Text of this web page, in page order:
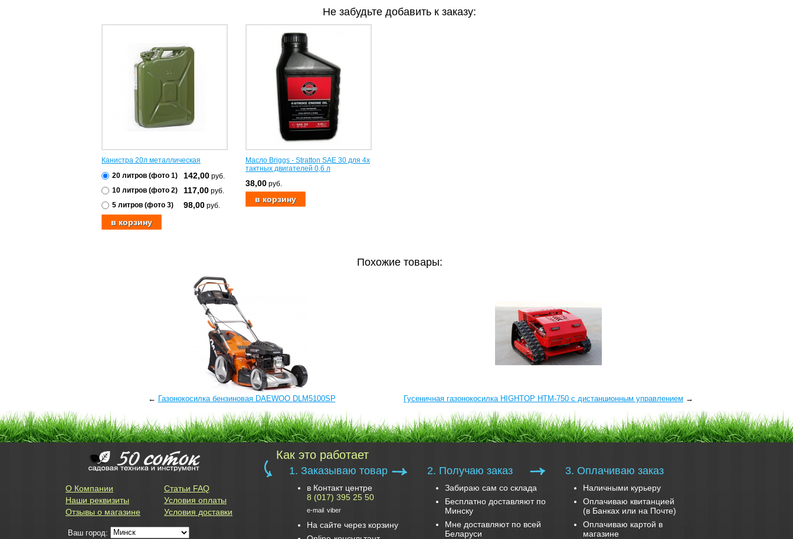
Не забудьте добавить к заказу:
Канистра 20л металлическая
20 литров (фото 1)
142,00 руб.
10 литров (фото 2)
117,00 руб.
5 литров (фото 3)
98,00 руб.
Масло Briggs - Stratton SAE 30 для 4х
тактных двигателей 0,6 л
38,00 руб.
Похожие товары:
← Газонокосилка бензиновая DAEWOO DLM5100SP Гусеничная газонокосилка HIGHTOP HTМ-750 с дистанционным управлением →
О Компании
Наши реквизиты
Отзывы о магазине
Статьи FAQ
Условия оплаты
Условия доставки
Ваш город:
Как это работает
1. Заказываю товар
в Контакт центре
8 (017) 395 25 50
e-mail viber
На сайте через корзину
2. Получаю заказ
Забираю сам со склада
Бесплатно доставляют по
Минску
Мне доставляют по всей
Беларуси
3. Оплачиваю заказ
Наличными курьеру
Оплачиваю квитанцией
(в Банках или на Почте)
Оплачиваю картой в
магазине